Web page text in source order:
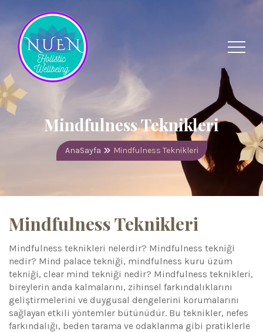
Mindfulness Teknikleri
AnaSayfa Mindfulness Teknikleri
Mindfulness Teknikleri
Mindfulness teknikleri nelerdir? Mindfulness tekniği
nedir​? Mind palace tekniği, mindfulness kuru üzüm
tekniği, clear mind tekniği nedir? Mindfulness teknikleri,
bireylerin anda kalmalarını, zihinsel farkındalıklarını
geliştirmelerini ve duygusal dengelerini korumalarını
sağlayan etkili yöntemler bütünüdür. Bu teknikler, nefes
farkındalığı, beden tarama ve odaklanma gibi pratiklerle